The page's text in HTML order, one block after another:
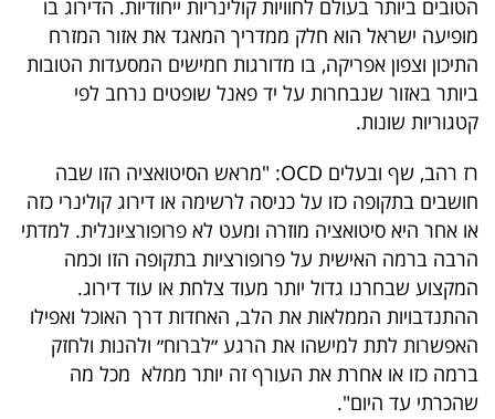
פעולה
דרושים
ניוזלטרים
מייל
אדום
פרסמו
הטובים ביותר בעולם לחוויות קולינריות ייחודיות. הדירוג בו
מופיעה ישראל הוא חלק ממדריך המאגד את אזור המזרח
התיכון וצפון אפריקה, בו מדורגות חמישים המסעדות הטובות
ביותר באזור שנבחרות על יד פאנל שופטים נרחב לפי
קטגוריות שונות.
רז רהב, שף ובעלים OCD: "מראש הסיטואציה הזו שבה
חושבים בתקופה כזו על כניסה לרשימה או דירוג קולינרי כזה
או אחר היא סיטואציה מוזרה ומעט לא פרופורציונלית. למדתי
הרבה ברמה האישית על פרופורציות בתקופה הזו וכמה
המקצוע שבחרנו גדול יותר מעוד צלחת או עוד דירוג.
ההתנדבויות הממלאות את הלב, האחדות דרך האוכל ואפילו
האפשרות לתת למישהו את הרגע ״לברוח״ ולהנות ולחזק
ברמה כזו או אחרת את העורף זה יותר ממלא מכל מה
שהכרתי עד היום".